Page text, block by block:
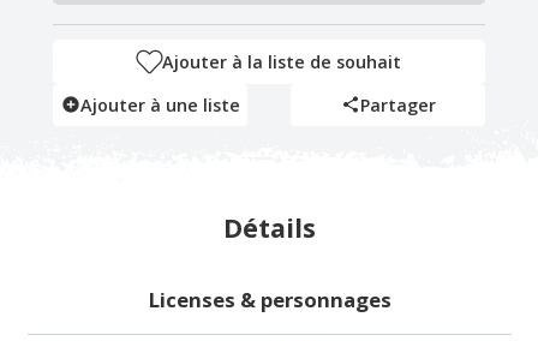
Ajouter à la liste de souhait
Ajouter à une liste
Partager
Détails
Licenses & personnages